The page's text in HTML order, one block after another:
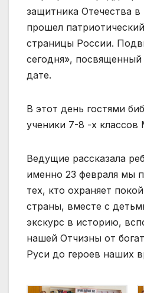
защитника Отечества в
прошел
страницы России.
сегодня»,
дате.
В этот день гостями
ученики 7-8 -х
Ведущие рассказала
именно 23 февраля мы
тех, кто охраняет
страны, вместе с
экскурс в историю,
нашей Отчизны от
Руси до героев наших